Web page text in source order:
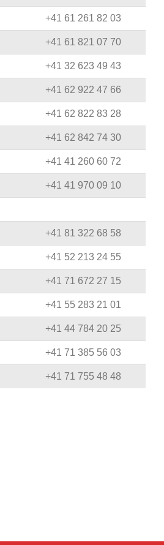
+41 61 261 82 03
+41 61 821 07 70
+41 32 623 49 43
+41 62 922 47 66
+41 62 822 83 28
+41 62 842 74 30
+41 41 260 60 72
+41 41 970 09 10
+41 81 322 68 58
+41 52 213 24 55
+41 71 672 27 15
+41 55 283 21 01
+41 44 784 20 25
+41 71 385 56 03
+41 71 755 48 48